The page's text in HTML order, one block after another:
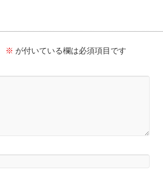
※ が付いている欄は必須項目です